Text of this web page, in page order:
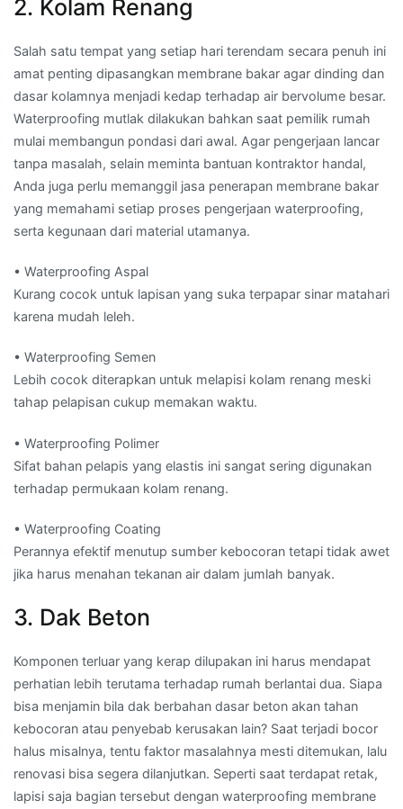
2. Kolam Renang
Salah satu tempat yang setiap hari terendam secara penuh ini
amat penting dipasangkan membrane bakar agar dinding dan
dasar kolamnya menjadi kedap terhadap air bervolume besar.
Waterproofing mutlak dilakukan bahkan saat pemilik rumah
mulai membangun pondasi dari awal. Agar pengerjaan lancar
tanpa masalah, selain meminta bantuan kontraktor handal,
Anda juga perlu memanggil jasa penerapan membrane bakar
yang memahami setiap proses pengerjaan waterproofing,
serta kegunaan dari material utamanya.
• Waterproofing Aspal
Kurang cocok untuk lapisan yang suka terpapar sinar matahari
karena mudah leleh.
• Waterproofing Semen
Lebih cocok diterapkan untuk melapisi kolam renang meski
tahap pelapisan cukup memakan waktu.
• Waterproofing Polimer
Sifat bahan pelapis yang elastis ini sangat sering digunakan
terhadap permukaan kolam renang.
• Waterproofing Coating
Perannya efektif menutup sumber kebocoran tetapi tidak awet
jika harus menahan tekanan air dalam jumlah banyak.
3. Dak Beton
Komponen terluar yang kerap dilupakan ini harus mendapat
perhatian lebih terutama terhadap rumah berlantai dua. Siapa
bisa menjamin bila dak berbahan dasar beton akan tahan
kebocoran atau penyebab kerusakan lain? Saat terjadi bocor
halus misalnya, tentu faktor masalahnya mesti ditemukan, lalu
renovasi bisa segera dilanjutkan. Seperti saat terdapat retak,
lapisi saja bagian tersebut dengan waterproofing membrane